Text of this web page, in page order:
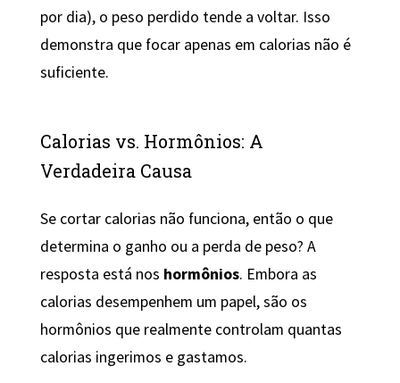
por dia), o peso perdido tende a voltar. Isso
demonstra que focar apenas em calorias não é
suficiente.
Calorias vs. Hormônios: A
Verdadeira Causa
Se cortar calorias não funciona, então o que
determina o ganho ou a perda de peso? A
resposta está nos hormônios. Embora as
calorias desempenhem um papel, são os
hormônios que realmente controlam quantas
calorias ingerimos e gastamos.